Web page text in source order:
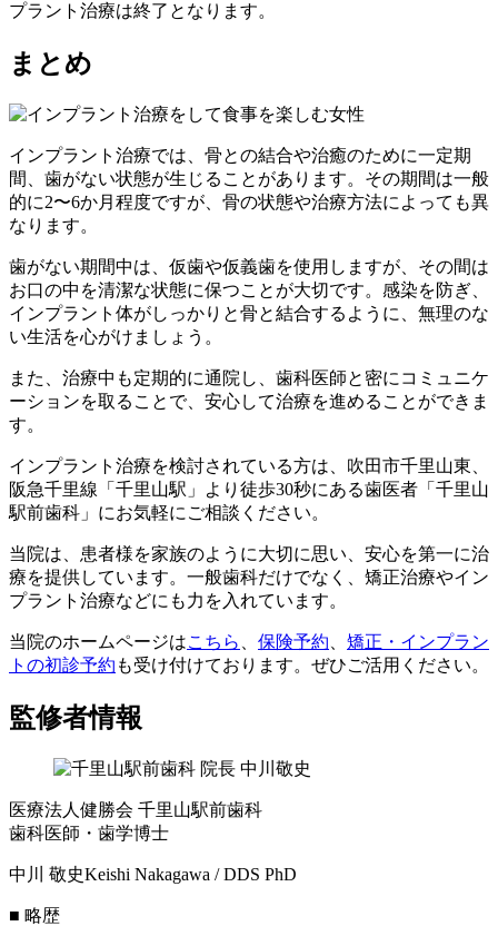
プラント治療は終了となります。
まとめ
インプラント治療では、骨との結合や治癒のために一定期
間、歯がない状態が生じることがあります。その期間は一般
的に2〜6か月程度ですが、骨の状態や治療方法によっても異
なります。
歯がない期間中は、仮歯や仮義歯を使用しますが、その間は
お口の中を清潔な状態に保つことが大切です。感染を防ぎ、
インプラント体がしっかりと骨と結合するように、無理のな
い生活を心がけましょう。
また、治療中も定期的に通院し、歯科医師と密にコミュニケ
ーションを取ることで、安心して治療を進めることができま
す。
インプラント治療を検討されている方は、吹田市千里山東、
阪急千里線「千里山駅」より徒歩30秒にある歯医者「千里山
駅前歯科」にお気軽にご相談ください。
当院は、患者様を家族のように大切に思い、安心を第一に治
療を提供しています。一般歯科だけでなく、矯正治療やイン
プラント治療などにも力を入れています。
当院のホームページはこちら 保険予約
矯正・インプラン
トの初診予約 も受け付けております。ぜひご活用ください。
監修者情報
医療法人健勝会 千里山駅前歯科
歯科医師・歯学博士
中川 敬史Keishi Nakagawa / DDS PhD
■ 略歴